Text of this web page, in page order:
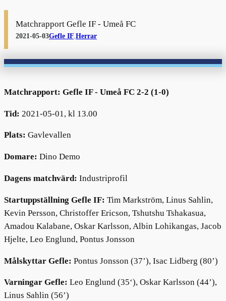
Matchrapport Gefle IF - Umeå FC
2021-05-03Gefle IF,Herrar
Matchrapport: Gefle IF - Umeå FC 2-2 (1-0)
Tid: 2021-05-01, kl 13.00
Plats: Gavlevallen
Domare: Dino Demo
Dagens matchvärd: Industriprofil
Startuppställning Gefle IF: Tim Markström, Linus Sahlin,
Kevin Persson, Christoffer Ericson, Tshutshu Tshakasua,
Amadou Kalabane, Oskar Karlsson, Albin Lohikangas, Jacob
Hjelte, Leo Englund, Pontus Jonsson
Målskyttar Gefle: Pontus Jonsson (37’), Isac Lidberg (80’)
Varningar Gefle: Leo Englund (35‘), Oskar Karlsson (44’),
Linus Sahlin (56’)